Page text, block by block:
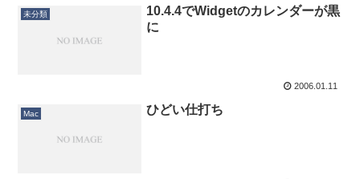
未分類
10.4.4でWidgetのカレンダーが黒
に
2006.01.11
Mac ひどい仕打ち